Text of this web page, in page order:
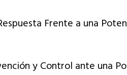
Frente a una
y Control ante una